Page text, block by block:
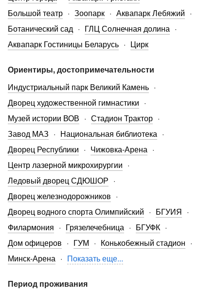
Большой театр
Зоопарк
Аквапарк Лебяжий
Ботанический сад
ГЛЦ Солнечная долина
Аквапарк Гостиницы Беларусь
Цирк
Ориентиры, достопримечательности
Индустриальный парк Великий Камень
Дворец художественной гимнастики
Музей истории ВОВ
Стадион Трактор
Завод МАЗ
Национальная библиотека
Дворец Республики
Чижовка-Арена
Центр лазерной микрохирургии
Ледовый дворец СДЮШОР
Дворец железнодорожников
Дворец водного спорта Олимпийский
БГУИЯ
Филармония
Грязелечебница
БГУФК
Дом офицеров
ГУМ
Конькобежный стадион
Минск-Арена
Показать еще...
Период проживания